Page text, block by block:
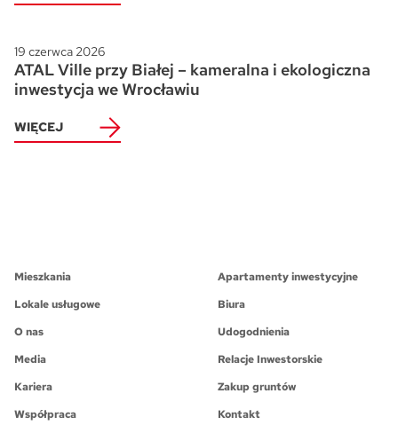
19 czerwca 2026
ATAL Ville przy Białej – kameralna i ekologiczna
inwestycja we Wrocławiu
WIĘCEJ
Mieszkania
Apartamenty inwestycyjne
Lokale usługowe
Biura
O nas
Udogodnienia
Media
Relacje Inwestorskie
Kariera
Zakup gruntów
Współpraca
Kontakt